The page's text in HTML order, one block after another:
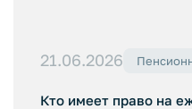
21.06.2026
Кто имеет право на